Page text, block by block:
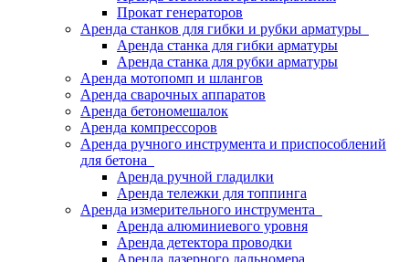
Прокат генераторов
Аренда станков для гибки и рубки арматуры
Аренда станка для гибки арматуры
Аренда станка для рубки арматуры
Аренда мотопомп и шлангов
Аренда сварочных аппаратов
Аренда бетономешалок
Аренда компрессоров
Аренда ручного инструмента и приспособлений
для бетона
Аренда ручной гладилки
Аренда тележки для топпинга
Аренда измерительного инструмента
Аренда алюминиевого уровня
Аренда детектора проводки
Аренда лазерного дальномера